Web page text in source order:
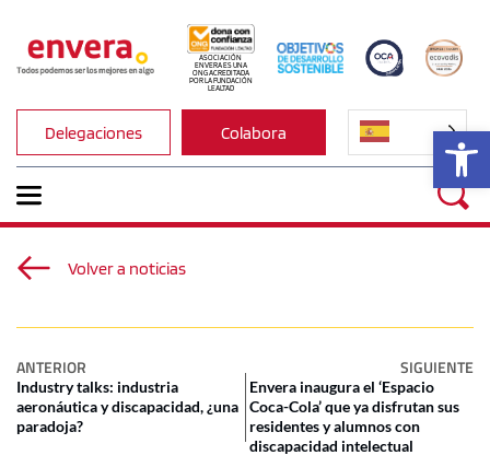
ASOCIACIÓN
ENVERA ES UNA
ONG ACREDITADA
POR LA FUNDACIÓN
LEALTAD
Delegaciones Colabora
Volver a noticias
ANTERIOR SIGUIENTE
Industry talks: industria
aeronáutica y discapacidad, ¿una
paradoja?
Envera inaugura el ‘Espacio
Coca-Cola’ que ya disfrutan sus
residentes y alumnos con
discapacidad intelectual